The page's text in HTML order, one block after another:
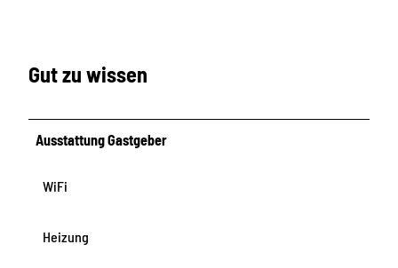
7
Gut zu wissen
Ausstattung Gastgeber
WiFi
Heizung